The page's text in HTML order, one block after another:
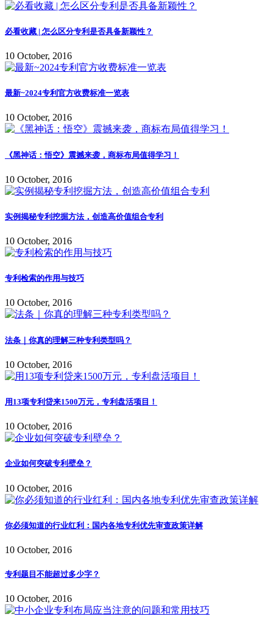
必看收藏 | 怎么区分专利是否具备新颖性？
10 October, 2016
最新~2024专利官方收费标准一览表
10 October, 2016
《黑神话：悟空》震撼来袭，商标布局值得学习！
10 October, 2016
实例揭秘专利挖掘方法，创造高价值组合专利
10 October, 2016
专利检索的作用与技巧
10 October, 2016
法条｜你真的理解三种专利类型吗？
10 October, 2016
用13项专利贷来1500万元，专利盘活项目！
10 October, 2016
企业如何突破专利壁垒？
10 October, 2016
你必须知道的行业红利：国内各地专利优先审查政策详解
10 October, 2016
专利题目不能超过多少字？
10 October, 2016